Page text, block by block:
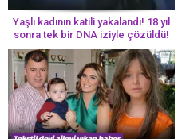
Yaşlı kadının katili yakalandı! 18 yıl
sonra tek bir DNA iziyle çözüldü!